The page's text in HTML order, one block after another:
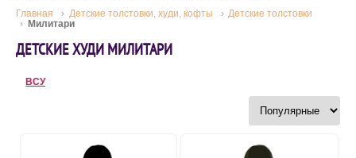
Главная Детские толстовки, худи, кофты
Детские толстовки
Милитари
ДЕТСКИЕ ХУДИ МИЛИТАРИ
ВСУ